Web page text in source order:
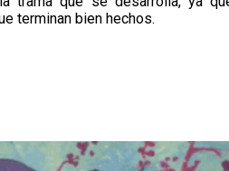
terminan bien hechos.